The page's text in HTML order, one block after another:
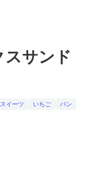
スサンド
スイーツ いちご
パン